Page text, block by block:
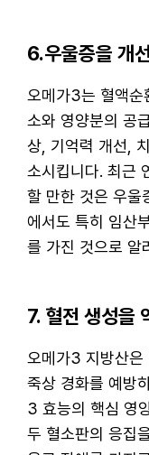
6.우울증을 개
오메가3는 혈액순
소와 영양분의 공
상, 기억력 개선,
소시킵니다. 최근
할 만한 것은 우울
에서도 특히 임산
를 가진 것으로 알
7. 혈전 생성을
오메가3 지방산은
죽상 경화를 예방
3 효능의 핵심 영
두 혈소판의 응집